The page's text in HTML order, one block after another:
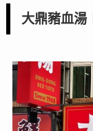
大鼎豬血湯